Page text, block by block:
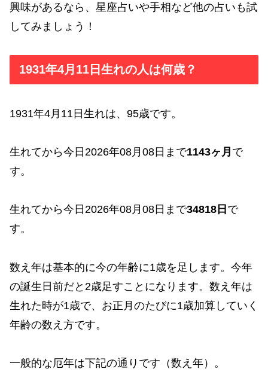
興味があるなら、星座占いや手相など他の占いも試
してみましょう！
1931年4月11日生れの人は何歳？
1931年4月11日生れは、95歳です。
生れてから今日2026年08月08日まで1143ヶ月 で
す。
生れてから今日2026年08月08日まで34818日 で
す。
数え年は基本的に今の年齢に1歳を足します。今年
の誕生日前だと2歳足すことになります。数え年は
生れた時が1歳で、お正月のたびに1歳加算していく
年齢の数え方です。
一般的な厄年は下記の通りです（数え年）。